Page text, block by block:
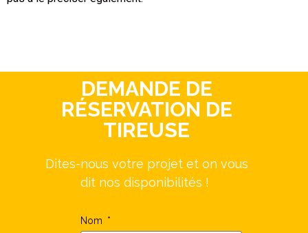
DEMANDE DE
RÉSERVATION DE
TIREUSE
Dites-nous votre projet et on vous
dit nos disponibilités !
Nom